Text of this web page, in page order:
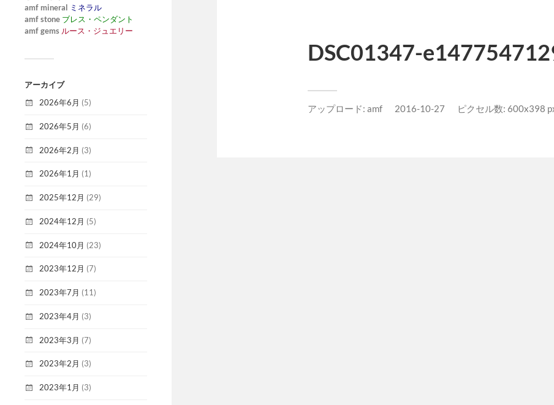
amf mineral ミネラル
amf stone ブレス・ペンダント
amf gems ルース・ジュエリー
アーカイブ
2026年6月 (5)
2026年5月 (6)
2026年2月 (3)
2026年1月 (1)
2025年12月 (29)
2024年12月 (5)
2024年10月 (23)
2023年12月 (7)
2023年7月 (11)
2023年4月 (3)
2023年3月 (7)
2023年2月 (3)
2023年1月 (3)
DSC01347-
アップロード: amf 2016-10-27 ピクセル数: 600x398